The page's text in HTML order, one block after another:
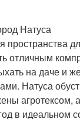
Натуса
пространства
отличным
на даче и
Натуса
агротексом,
в идеальном